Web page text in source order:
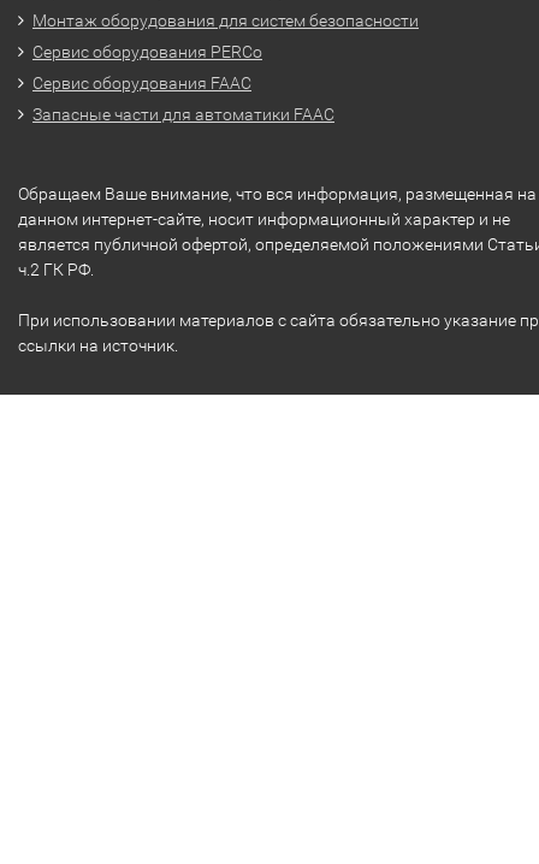
Монтаж оборудования для систем безопасности
Сервис оборудования PERCo
Сервис оборудования FAAC
Запасные части для автоматики FAAC
Обращаем Ваше внимание, что вся информация, размещенная на
данном интернет-сайте, носит информационный характер и не
является публичной офертой, определяемой положениями
ч.2 ГК РФ.
При использовании материалов с сайта обязательно указание
ссылки на источник.